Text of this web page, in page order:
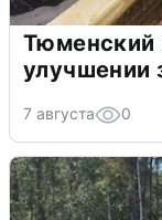
Тюменский
улучшении
7 августа 0